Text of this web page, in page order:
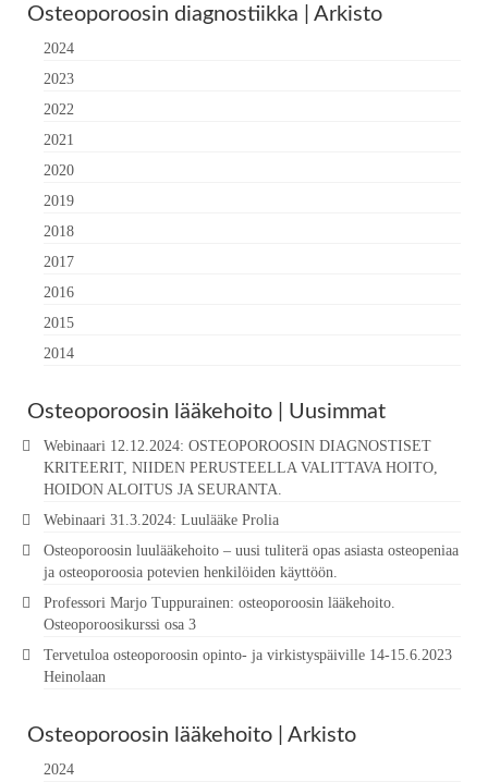
Osteoporoosin diagnostiikka | Arkisto
2024
2023
2022
2021
2020
2019
2018
2017
2016
2015
2014
Osteoporoosin lääkehoito | Uusimmat
Webinaari 12.12.2024: OSTEOPOROOSIN DIAGNOSTISET
KRITEERIT, NIIDEN PERUSTEELLA VALITTAVA HOITO,
HOIDON ALOITUS JA SEURANTA.
Webinaari 31.3.2024: Luulääke Prolia
Osteoporoosin luulääkehoito – uusi tuliterä opas asiasta osteopeniaa
ja osteoporoosia potevien henkilöiden käyttöön.
Professori Marjo Tuppurainen: osteoporoosin lääkehoito.
Osteoporoosikurssi osa 3
Tervetuloa osteoporoosin opinto- ja virkistyspäiville 14-15.6.2023
Heinolaan
Osteoporoosin lääkehoito | Arkisto
2024